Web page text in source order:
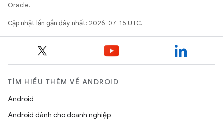
Oracle.
Cập nhật lần gần đây nhất: 2026-07-15 UTC.
TÌM HIỂU THÊM VỀ ANDROID
Android
Android dành cho doanh nghiệp